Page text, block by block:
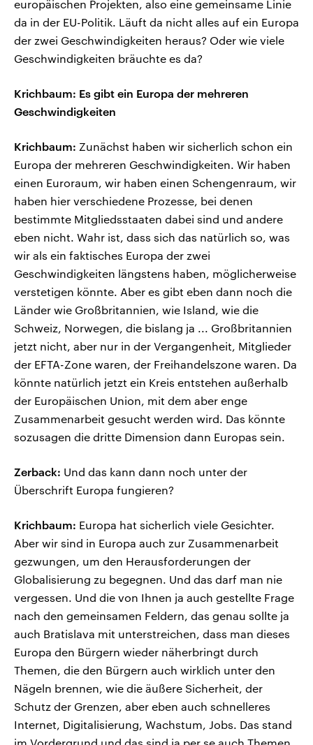
europäischen Projekten, also eine gemeinsame Linie
da in der EU-Politik. Läuft da nicht alles auf ein Europa
der zwei Geschwindigkeiten heraus? Oder wie viele
Geschwindigkeiten bräuchte es da?
Krichbaum: Es gibt ein Europa der mehreren
Geschwindigkeiten
Krichbaum: Zunächst haben wir sicherlich schon ein
Europa der mehreren Geschwindigkeiten. Wir haben
einen Euroraum, wir haben einen Schengenraum, wir
haben hier verschiedene Prozesse, bei denen
bestimmte Mitgliedsstaaten dabei sind und andere
eben nicht. Wahr ist, dass sich das natürlich so, was
wir als ein faktisches Europa der zwei
Geschwindigkeiten längstens haben, möglicherweise
verstetigen könnte. Aber es gibt eben dann noch die
Länder wie Großbritannien, wie Island, wie die
Schweiz, Norwegen, die bislang ja ... Großbritannien
jetzt nicht, aber nur in der Vergangenheit, Mitglieder
der EFTA-Zone waren, der Freihandelszone waren. Da
könnte natürlich jetzt ein Kreis entstehen außerhalb
der Europäischen Union, mit dem aber enge
Zusammenarbeit gesucht werden wird. Das könnte
sozusagen die dritte Dimension dann Europas sein.
Zerback: Und das kann dann noch unter der
Überschrift Europa fungieren?
Krichbaum: Europa hat sicherlich viele Gesichter.
Aber wir sind in Europa auch zur Zusammenarbeit
gezwungen, um den Herausforderungen der
Globalisierung zu begegnen. Und das darf man nie
vergessen. Und die von Ihnen ja auch gestellte Frage
nach den gemeinsamen Feldern, das genau sollte ja
auch Bratislava mit unterstreichen, dass man dieses
Europa den Bürgern wieder näherbringt durch
Themen, die den Bürgern auch wirklich unter den
Nägeln brennen, wie die äußere Sicherheit, der
Schutz der Grenzen, aber eben auch schnelleres
Internet, Digitalisierung, Wachstum, Jobs. Das stand